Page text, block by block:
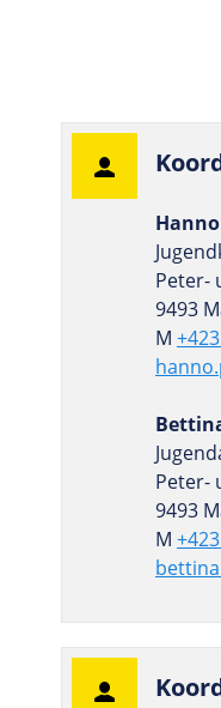
Peter-
9493
M
Peter-
9493
M